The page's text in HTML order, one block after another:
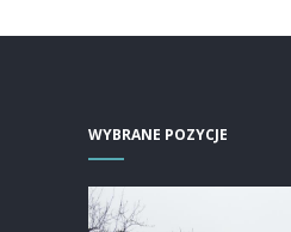
WYBRANE POZYCJE